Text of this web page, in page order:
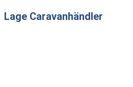
Lage Caravanhändler